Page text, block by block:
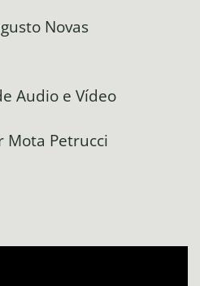
Novas
Audio e Vídeo
Mota Petrucci